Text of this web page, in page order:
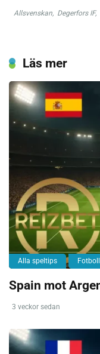
Allsvenskan, Degerfors IF,
Läs mer
Alla speltips
Spain mot
3 veckor sedan